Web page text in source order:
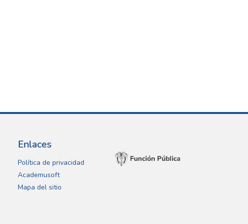
Enlaces
Política de privacidad
Academusoft
Mapa del sitio